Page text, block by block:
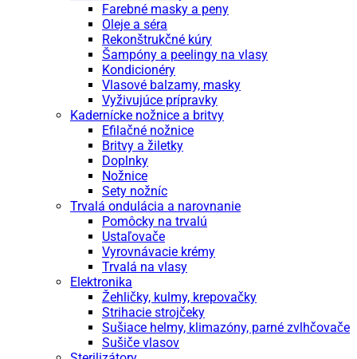
Farebné masky a peny
Oleje a séra
Rekonštrukčné kúry
Šampóny a peelingy na vlasy
Kondicionéry
Vlasové balzamy, masky
Vyživujúce prípravky
Kadernícke nožnice a britvy
Efilačné nožnice
Britvy a žiletky
Doplnky
Nožnice
Sety nožníc
Trvalá ondulácia a narovnanie
Pomôcky na trvalú
Ustaľovače
Vyrovnávacie krémy
Trvalá na vlasy
Elektronika
Žehličky, kulmy, krepovačky
Strihacie strojčeky
Sušiace helmy, klimazóny, parné zvlhčovače
Sušiče vlasov